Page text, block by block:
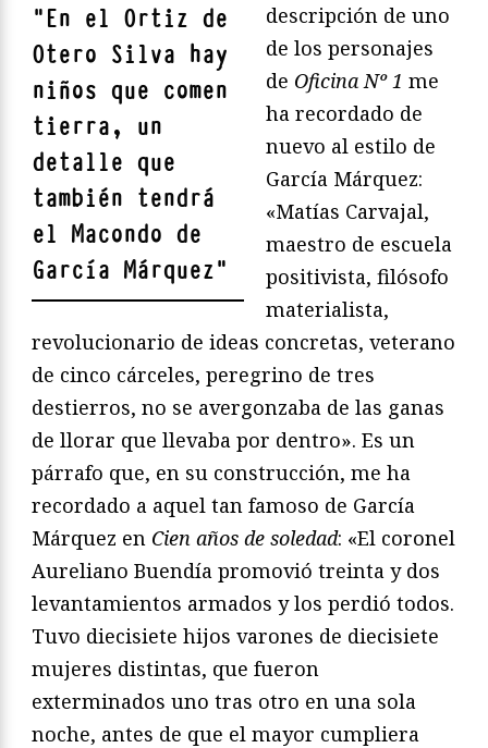
"En el Ortiz de
Otero Silva hay
niños que comen
tierra, un
detalle que
también tendrá
el Macondo de
García Márquez"
descripción de uno
de los personajes
de Oficina Nº 1 me
ha recordado de
nuevo al estilo de
García Márquez:
«Matías Carvajal,
maestro de escuela
positivista, filósofo
materialista,
revolucionario de ideas concretas, veterano
de cinco cárceles, peregrino de tres
destierros, no se avergonzaba de las ganas
de llorar que llevaba por dentro». Es un
párrafo que, en su construcción, me ha
recordado a aquel tan famoso de García
Márquez en Cien años de soledad: «El coronel
Aureliano Buendía promovió treinta y dos
levantamientos armados y los perdió todos.
Tuvo diecisiete hijos varones de diecisiete
mujeres distintas, que fueron
exterminados uno tras otro en una sola
noche, antes de que el mayor cumpliera